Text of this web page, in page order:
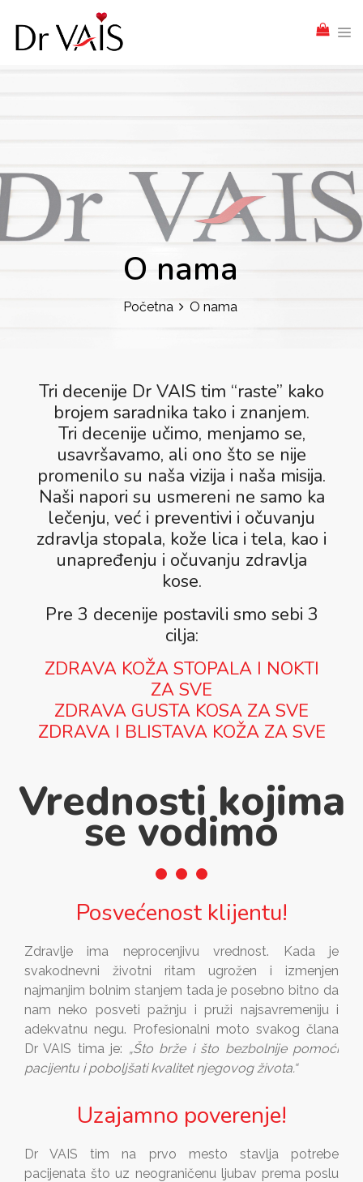
O nama
Početna O nama
Tri decenije Dr VAIS tim “raste” kako
brojem saradnika tako i znanjem.
Tri decenije učimo, menjamo se,
usavršavamo, ali ono što se nije
promenilo su naša vizija i naša misija.
Naši napori su usmereni ne samo ka
lečenju, već i preventivi i očuvanju
zdravlja stopala, kože lica i tela, kao i
unapređenju i očuvanju zdravlja
kose.
Pre 3 decenije postavili smo sebi 3
cilja:
ZDRAVA KOŽA STOPALA I NOKTI
ZA SVE
ZDRAVA GUSTA KOSA ZA SVE
ZDRAVA I BLISTAVA KOŽA ZA SVE
Vrednosti kojima
se vodimo
Posvećenost klijentu!
Zdravlje ima neprocenjivu vrednost. Kada je
svakodnevni životni ritam ugrožen i izmenjen
najmanjim bolnim stanjem tada je posebno bitno da
nam neko posveti pažnju i pruži najsavremeniju i
adekvatnu negu. Profesionalni moto svakog člana
Dr VAIS tima je: „Što brže i što bezbolnije pomoći
pacijentu i poboljšati kvalitet njegovog života.“
Uzajamno poverenje!
Dr VAIS tim na prvo mesto stavlja potrebe
pacijenata što uz neograničenu ljubav prema poslu